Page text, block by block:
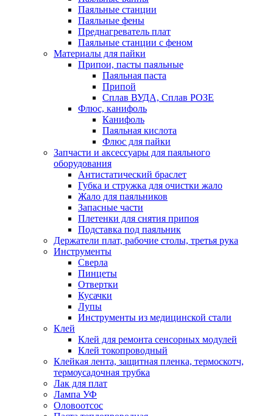
Паяльные станции
Паяльные фены
Преднагреватель плат
Паяльные станции с феном
Материалы для пайки
Припои, пасты паяльные
Паяльная паста
Припой
Сплав ВУДА, Сплав РОЗЕ
Флюс, канифоль
Канифоль
Паяльная кислота
Флюс для пайки
Запчасти и аксессуары для паяльного
оборудования
Антистатический браслет
Губка и стружка для очистки жало
Жало для паяльников
Запасные части
Плетенки для снятия припоя
Подставка под паяльник
Держатели плат, рабочие столы, третья рука
Инструменты
Сверла
Пинцеты
Отвертки
Кусачки
Лупы
Инструменты из медицинской стали
Клей
Клей для ремонта сенсорных модулей
Клей токопроводный
Клейкая лента, защитная пленка, термоскотч,
термоусадочная трубка
Лак для плат
Лампа УФ
Оловоотсос